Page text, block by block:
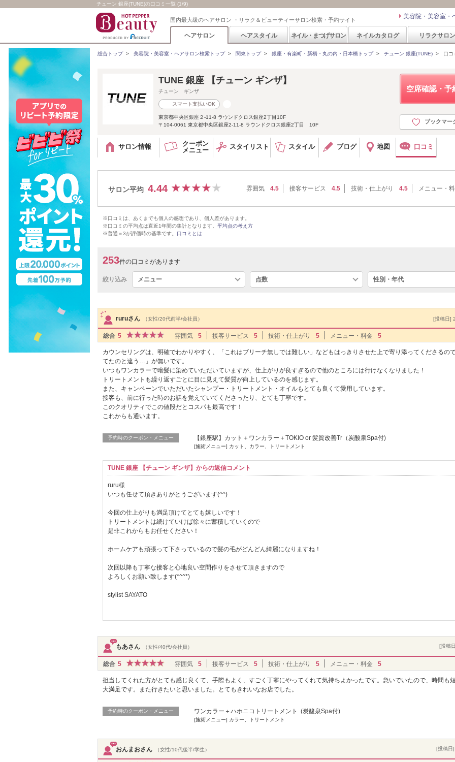
チューン 銀座(TUNE)の口コミ一覧 (1/9)
国内最大級のヘアサロン ・リラク＆ビューティーサロン検索・予約サイト 美容院・美容室・
ヘアサロン ヘアスタイル ネイル・まつげサロン ネイルカタログ リラクサロン
総合トップ> 美容院・美容室・ヘアサロン検索トップ> 関東トップ> 銀座・有楽町・新橋・丸の内・日本橋トップ> チューン 銀座(TUNE) > 口コ
空席確認・予
ブックマー
TUNE 銀座 【チューン ギンザ】
チューン ギンザ
スマート支払いOK
東京都中央区銀座２-11-8 ラウンドクロス銀座2丁目10F
〒104-0061 東京都中央区銀座2-11-8 ラウンドクロス銀座2丁目 10F
サロン情報
クーポン
メニュー
スタイリスト スタイル ブログ 地図 口コミ
サロン平均 4.44 雰囲気 4.5 接客サービス 4.5 技術・仕上がり 4.5 メニュー・
※口コミは、あくまでも個人の感想であり、個人差があります。
※口コミの平均点は直近1年間の集計となります。 平均点の考え方
※普通＝3が評価時の基準です。 口コミとは
253件の口コミがあります
絞り込み メニュー 点数 性別・年代
サロンPick Up
ruruさん
（女性/20代前半/会社員） [投稿日]
総合 5 雰囲気 5 接客サービス 5 技術・仕上がり 5 メニュー・料金 5
カウンセリングは、明確でわかりやすく、「これはブリーチ無しでは難しい」などもはっきりさせた上で寄り添ってくださるの
てたのと違う…」が無いです。
いつもワンカラーで暗髪に染めていただいていますが、仕上がりが良すぎるので他のところには行けなくなりました！
トリートメントも繰り返すごとに目に見えて髪質が向上しているのを感じます。
また、キャンペーンでいただいたシャンプー・トリートメント・オイルもとても良くて愛用しています。
接客も、前に行った時のお話を覚えていてくださったり、とても丁寧です。
このクオリティでこの値段だとコスパも最高です！
これからも通います。
予約時のクーポン・メニュー 【銀座駅】カット＋ワンカラー＋TOKIO or 髪質改善Tr（炭酸泉Spa付)
[施術メニュー] カット、カラー、トリートメント
TUNE 銀座 【チューン ギンザ】からの返信コメント
ruru様
いつも任せて頂きありがとうございます(^^)
今回の仕上がりも満足頂けてとても嬉しいです！
トリートメントは続けていけば徐々に蓄積していくので
是非これからもお任せください！
ホームケアも頑張って下さっているので髪の毛がどんどん綺麗になりますね！
次回以降も丁寧な接客と心地良い空間作りをさせて頂きますので
よろしくお願い致します(*^^*)
stylist SAYATO
もあさん （女性/40代/会社員） [投稿
総合 5 雰囲気 5 接客サービス 5 技術・仕上がり 5 メニュー・料金 5
担当してくれた方がとても感じ良くて、手際もよく、すごく丁寧にやってくれて気持ちよかったです。急いでいたので、時間も
大満足です。また行きたいと思いました。とてもきれいなお店でした。
予約時のクーポン・メニュー ワンカラー＋ハホニコトリートメント (炭酸泉Spa付)
[施術メニュー] カラー、トリートメント
おんまおさん （女性/10代後半/学生） [投稿日